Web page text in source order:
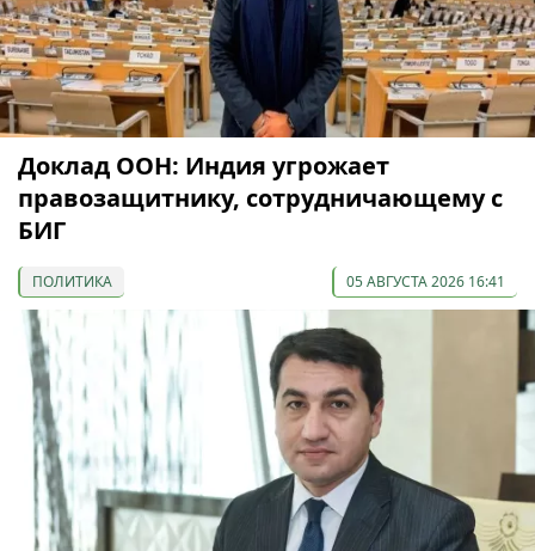
Доклад ООН: Индия угрожает
правозащитнику, сотрудничающему с
БИГ
ПОЛИТИКА 05 АВГУСТА 2026 16:41